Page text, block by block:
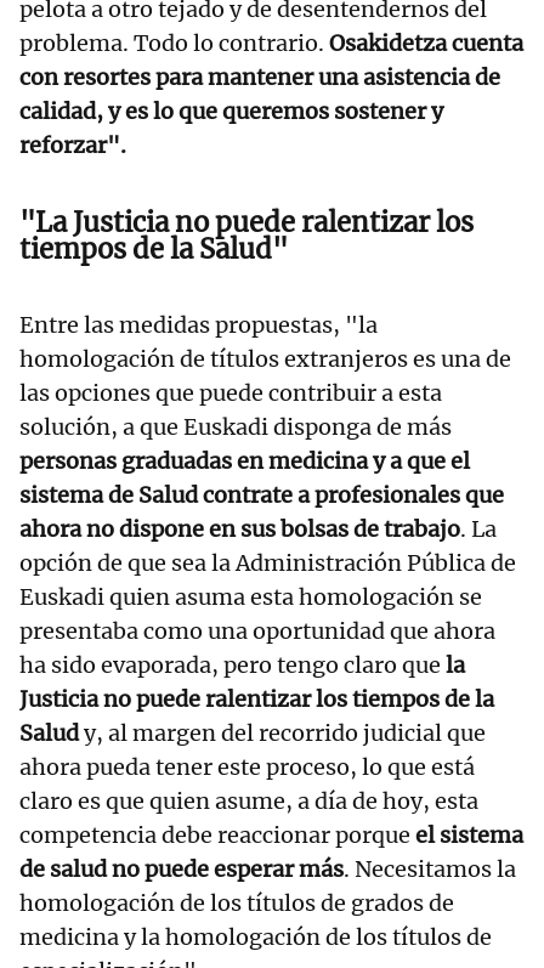
pelota a otro tejado y de desentendernos del
problema. Todo lo contrario. Osakidetza cuenta
con resortes para mantener una asistencia de
calidad, y es lo que queremos sostener y
reforzar".
"La Justicia no puede ralentizar los
tiempos de la Salud"
Entre las medidas propuestas, "la
homologación de títulos extranjeros es una de
las opciones que puede contribuir a esta
solución, a que Euskadi disponga de más
personas graduadas en medicina y a que el
sistema de Salud contrate a profesionales que
ahora no dispone en sus bolsas de trabajo. La
opción de que sea la Administración Pública de
Euskadi quien asuma esta homologación se
presentaba como una oportunidad que ahora
ha sido evaporada, pero tengo claro que la
Justicia no puede ralentizar los tiempos de la
Saludy, al margen del recorrido judicial que
ahora pueda tener este proceso, lo que está
claro es que quien asume, a día de hoy, esta
competencia debe reaccionar porque el sistema
de salud no puede esperar más. Necesitamos la
homologación de los títulos de grados de
medicina y la homologación de los títulos de